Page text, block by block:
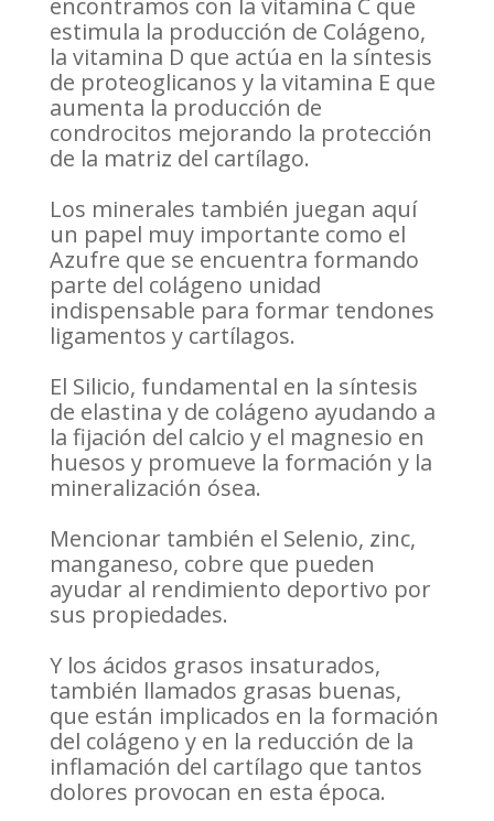
encontramos con la vitamina C que
estimula la producción de Colágeno,
la vitamina D que actúa en la síntesis
de proteoglicanos y la vitamina E que
aumenta la producción de
condrocitos mejorando la protección
de la matriz del cartílago.
Los minerales también juegan aquí
un papel muy importante como el
Azufre que se encuentra formando
parte del colágeno unidad
indispensable para formar tendones
ligamentos y cartílagos.
El Silicio, fundamental en la síntesis
de elastina y de colágeno ayudando a
la fijación del calcio y el magnesio en
huesos y promueve la formación y la
mineralización ósea.
Mencionar también el Selenio, zinc,
manganeso, cobre que pueden
ayudar al rendimiento deportivo por
sus propiedades.
Y los ácidos grasos insaturados,
también llamados grasas buenas,
que están implicados en la formación
del colágeno y en la reducción de la
inflamación del cartílago que tantos
dolores provocan en esta época.